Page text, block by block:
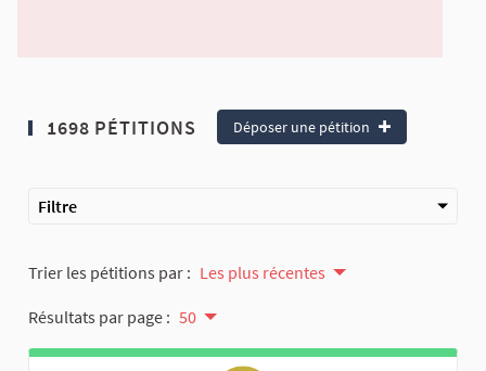
1698 PÉTITIONS Déposer une pétition
Filtre
Trier les pétitions par : Les plus récentes
Résultats par page : 50